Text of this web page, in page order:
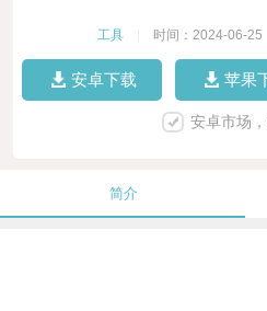
工具 时间：2024-06-25
安卓下载 苹果
安卓市场
简介